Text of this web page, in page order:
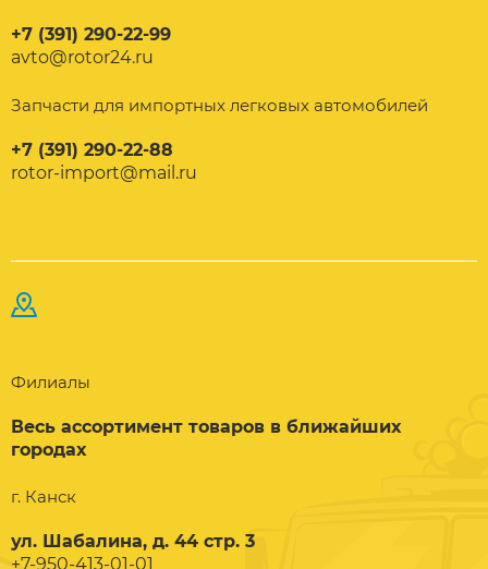
+7 (391) 290-22-99
avto@rotor24.ru
Запчасти для импортных легковых автомобилей
+7 (391) 290-22-88
rotor-import@mail.ru
Филиалы
Весь ассортимент товаров в ближайших
городах
г. Канск
ул. Шабалина, д. 44 стр. 3
+7-950-413-01-01